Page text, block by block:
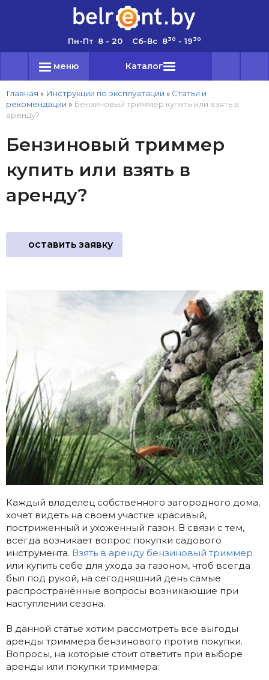
Пн-Пт 8 - 20 Сб-Вс 830 - 1930
меню Каталог
Главная » Инструкции по эксплуатации » Статьи и
рекомендации » Бензиновый триммер купить или взять в
аренду?
Бензиновый триммер
купить или взять в
аренду?
оставить заявку
Каждый владелец собственного загородного дома,
хочет видеть на своем участке красивый,
постриженный и ухоженный газон. В связи с тем,
всегда возникает вопрос покупки садового
инструмента. Взять в аренду бензиновый триммер
или купить себе для ухода за газоном, чтоб всегда
был под рукой, на сегодняшний день самые
распространённые вопросы возникающие при
наступлении сезона.
В данной статье хотим рассмотреть все выгоды
аренды триммера бензинового против покупки.
Вопросы, на которые стоит ответить при выборе
аренды или покупки триммера: